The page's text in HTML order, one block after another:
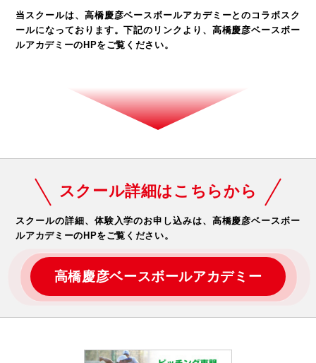
当スクールは、高橋慶彦ベースボールアカデミーとのコラボスク
ールになっております。下記のリンクより、高橋慶彦ベースボー
ルアカデミーのHPをご覧ください。
スクール詳細はこちらから
スクールの詳細、体験入学のお申し込みは、 高橋慶彦ベースボー
ルアカデミーのHPをご覧ください。
高橋慶彦ベースボールアカデミー